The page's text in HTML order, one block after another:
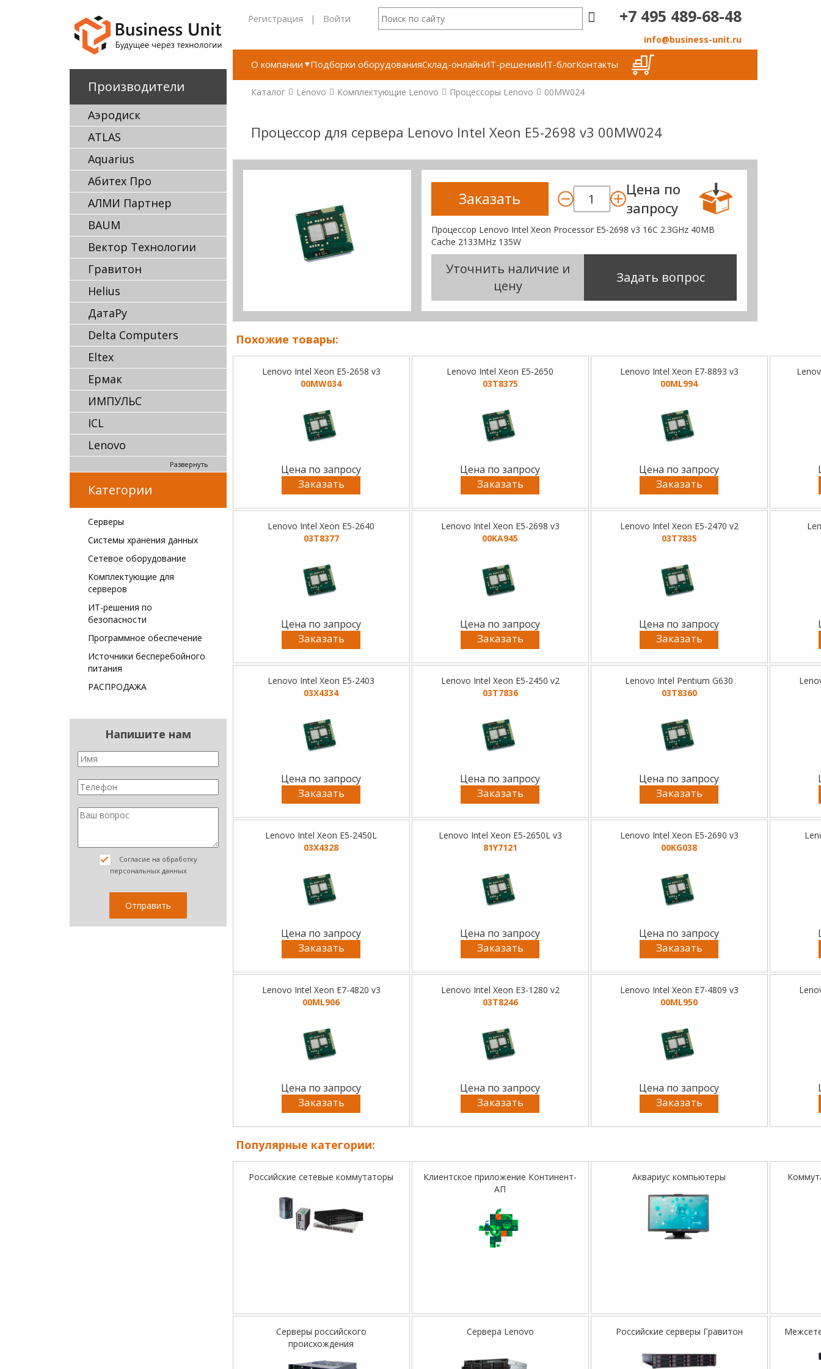
Производители
Аэродиск
ATLAS
Aquarius
Абитех Про
АЛМИ Партнер
BAUM
Вектор Технологии
Гравитон
Helius
ДатаРу
Delta Computers
Eltex
Ермак
ИМПУЛЬС
ICL
Lenovo
Развернуть
Категории
Серверы
Системы хранения данных
Сетевое оборудование
Комплектующие для
серверов
ИТ-решения по
безопасности
Программное обеспечение
Источники бесперебойного
питания
РАСПРОДАЖА
Напишите нам
Согласие на обработку
персональных данных
Регистрация | Войти +7 495 489-68-48
info@business-unit.ru
О компании Подборки оборудованияСклад-онлайнИТ-решенияИТ-блогКонтакты
Каталог Lenovo Комплектующие Lenovo Процессоры Lenovo 00MW024
Процессор для сервера Lenovo Intel Xeon E5-2698 v3 00MW024
Заказать
Цена по
запросу
Процессор Lenovo Intel Xeon Processor E5-2698 v3 16C 2.3GHz 40MB
Cache 2133MHz 135W
Уточнить наличие и
цену
Задать вопрос
Похожие товары:
Lenovo Intel Xeon E5-2658 v3
00MW034
Цена по запросу
Заказать
Lenovo Intel Xeon E5-2650
03T8375
Цена по запросу
Заказать
Lenovo Intel Xeon E7-8893 v3
00ML994
Цена по запросу
Заказать
Lenovo Intel Xeon E5-2640
03T8377
Цена по запросу
Заказать
Lenovo Intel Xeon E5-2698 v3
00KA945
Цена по запросу
Заказать
Lenovo Intel Xeon E5-2470 v2
03T7835
Цена по запросу
Заказать
Lenovo Intel Xeon E5-2403
03X4334
Цена по запросу
Заказать
Lenovo Intel Xeon E5-2450 v2
03T7836
Цена по запросу
Заказать
Lenovo Intel Pentium G630
03T8360
Цена по запросу
Заказать
Lenovo Intel Xeon E5-2450L
03X4328
Цена по запросу
Заказать
Lenovo Intel Xeon E5-2650L v3
81Y7121
Цена по запросу
Заказать
Lenovo Intel Xeon E5-2690 v3
00KG038
Цена по запросу
Заказать
Lenovo Intel Xeon E7-4820 v3
00ML906
Цена по запросу
Заказать
Lenovo Intel Xeon E3-1280 v2
03T8246
Цена по запросу
Заказать
Lenovo Intel Xeon E7-4809 v3
00ML950
Цена по запросу
Заказать
Популярные категории:
Российские сетевые коммутаторы
Клиентское приложение Континент-
АП
Аквариус компьютеры
Серверы российского
происхождения
Сервера Lenovo Российские серверы Гравитон